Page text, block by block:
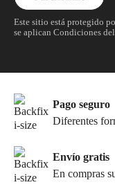
Este sitio está protegido
se aplican Condiciones
Pago seguro
Diferentes
Envío gratis
En compras